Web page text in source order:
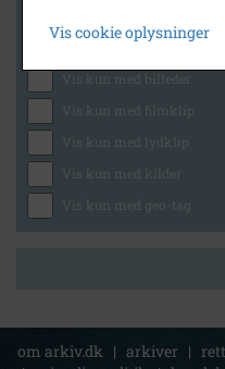
Generelt
Vis kun med billeder
Vis kun med filmklip
Vis kun med lydklip
Vis kun med kilder
Vis kun med geo-tag
om arkiv.dk | arkiver |
Vis cookie oplysninger